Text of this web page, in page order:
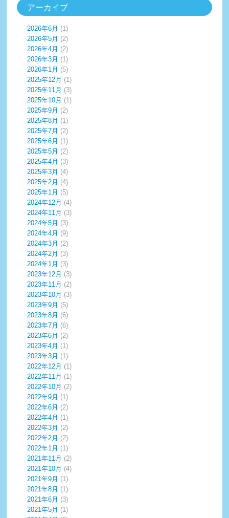
アーカイブ
2026年6月 (1)
2026年5月 (2)
2026年4月 (2)
2026年3月 (1)
2026年1月 (5)
2025年12月 (1)
2025年11月 (3)
2025年10月 (1)
2025年9月 (2)
2025年8月 (1)
2025年7月 (2)
2025年6月 (1)
2025年5月 (2)
2025年4月 (3)
2025年3月 (4)
2025年2月 (4)
2025年1月 (5)
2024年12月 (4)
2024年11月 (3)
2024年5月 (3)
2024年4月 (9)
2024年3月 (2)
2024年2月 (3)
2024年1月 (3)
2023年12月 (3)
2023年11月 (2)
2023年10月 (3)
2023年9月 (5)
2023年8月 (6)
2023年7月 (6)
2023年6月 (2)
2023年4月 (1)
2023年3月 (1)
2022年12月 (1)
2022年11月 (1)
2022年10月 (2)
2022年9月 (1)
2022年6月 (2)
2022年4月 (1)
2022年3月 (2)
2022年2月 (2)
2022年1月 (1)
2021年11月 (2)
2021年10月 (4)
2021年9月 (1)
2021年8月 (1)
2021年6月 (3)
2021年5月 (1)